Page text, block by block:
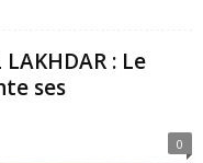
LAKHDAR : Le
ses
0